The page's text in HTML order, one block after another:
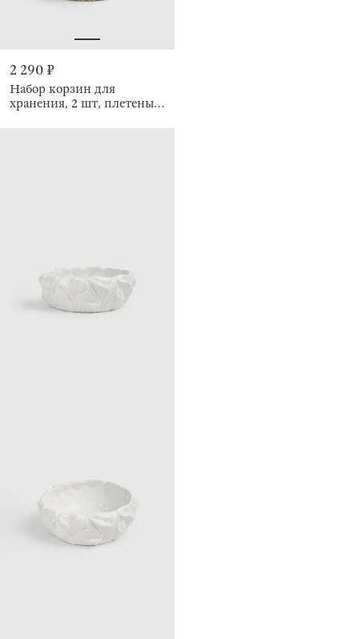
2 290 ₽
Набор корзин для
хранения, 2 шт, плетеный,